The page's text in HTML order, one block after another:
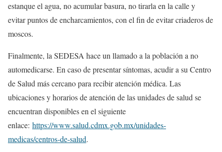
estanque el agua, no acumular basura, no tirarla en la calle y
evitar puntos de encharcamientos, con el fin de evitar criaderos de
moscos.
Finalmente, la SEDESA hace un llamado a la población a no
automedicarse. En caso de presentar síntomas, acudir a su Centro
de Salud más cercano para recibir atención médica. Las
ubicaciones y horarios de atención de las unidades de salud se
encuentran disponibles en el siguiente
enlace: https://www.salud.cdmx.gob.mx/unidades-
medicas/centros-de-salud.